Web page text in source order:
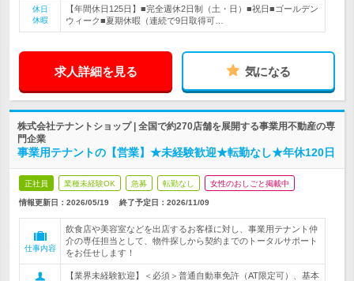
休日
休暇
【年間休日125日】■完全週休2日制（土・日）■祝日■ゴールデン
ウィーク■夏期休暇（連続で9日取得可…
求人詳細を見る 気になる
株式会社テナントショップ | 全国で約270店舗を展開する事業用不動産の専
門企業
事業用テナントの【営業】★未経験歓迎★転勤なし★年休120日
正社員 業種未経験OK 急募 転勤なし 女性のおしごと掲載中
情報更新日：2026/05/19 終了予定日： 2026/11/09
仕事内容
飲食店や美容室などを出店するお客様に対し、事業用テナント仲
介の専任担当として、物件探しから契約までのトータルサポート
をお任せします！
【業界未経験歓迎】＜必須＞普通自動車免許（AT限定可）、基本